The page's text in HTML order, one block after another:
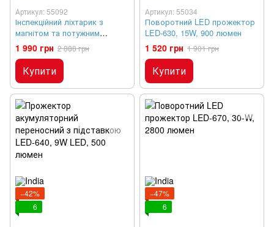
Артикул: 55092
Інспекційний ліхтарик з
магнітом та потужним
динаміком, 10W COB, 500
люмен, LED-397
1 990 грн 2 888 грн
Купити
Артикул: 55034
Поворотний LED прожектор
LED-630, 15W, 900 люмен
1 520 грн 1 901 грн
Купити
−42%
6
−47%
6